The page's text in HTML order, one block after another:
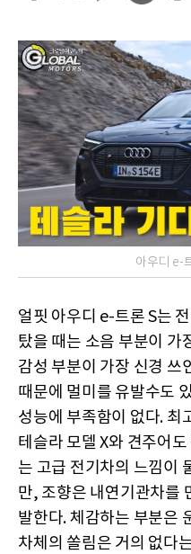
아우디 e-
얼핏 아우디 e-트론 S는
탔을 때는 소음 부분이 가
감성 부분이 가장 신경 쓰
때문에 멀미를 유발수도
성능에 부족함이 없다. 최
테슬라 모델 X와 견주어
는 고급 전기차의 느낌이
만, 조향은 내연기관차를
발한다. 체감하는 부분은
차체의 쏠림은 거의 없다